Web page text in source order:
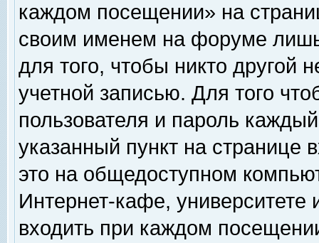
каждом посещении» на
своим именем на форуме
для того, чтобы никто другой
учетной записью. Для того
пользователя и пароль
указанный пункт на
это на общедоступном
Интернет-кафе, университете
входить при каждом